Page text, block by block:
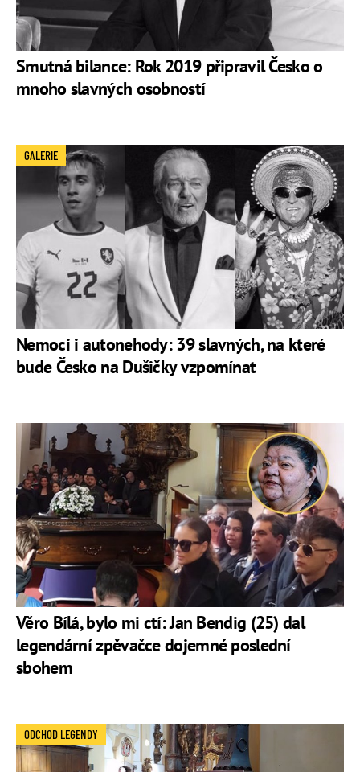
Smutná bilance: Rok 2019 připravil Česko o
mnoho slavných osobností
Nemoci i autonehody: 39 slavných, na které
bude Česko na Dušičky vzpomínat
GALERIE
Věro Bílá, bylo mi ctí: Jan Bendig (25) dal
legendární zpěvačce dojemné poslední
sbohem
ODCHOD LEGENDY